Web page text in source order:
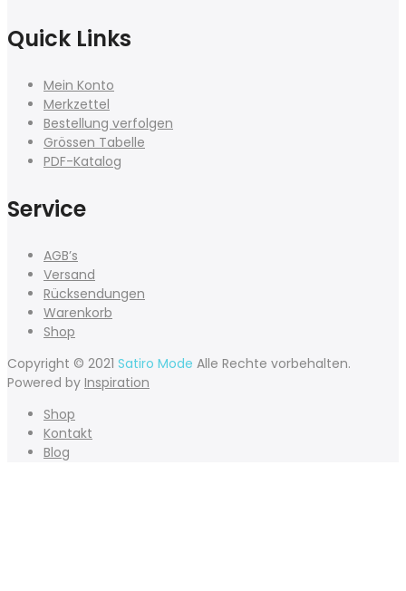
Quick Links
Mein Konto
Merkzettel
Bestellung verfolgen
Grössen Tabelle
PDF-Katalog
Service
AGB’s
Versand
Rücksendungen
Warenkorb
Shop
Copyright © 2021 Satiro Mode Alle Rechte vorbehalten.
Powered by Inspiration
Shop
Kontakt
Blog